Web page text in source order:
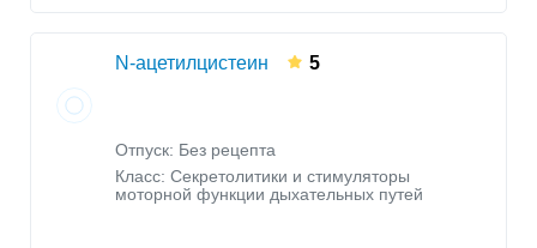
N-ацетилцистеин 5
Отпуск: Без рецепта
Класс: Секретолитики и стимуляторы
моторной функции дыхательных путей